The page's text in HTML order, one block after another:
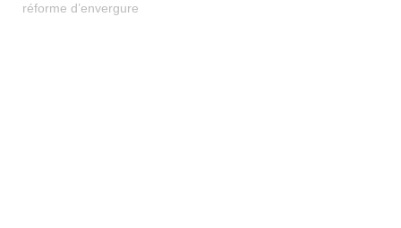
réforme d’envergure